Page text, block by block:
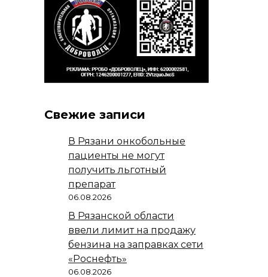
Свежие записи
В Рязани онкобольные
пациенты не могут
получить льготный
препарат
06.08.2026
В Рязанской области
ввели лимит на продажу
бензина на заправках сети
«Роснефть»
06.08.2026